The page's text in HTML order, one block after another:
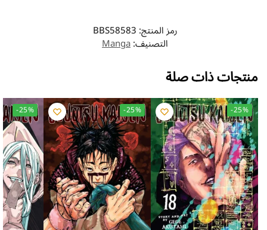
رمز المنتج:BBS58583
التصنيف:Manga
منتجات ذات صلة
-25%
-25%
-25%